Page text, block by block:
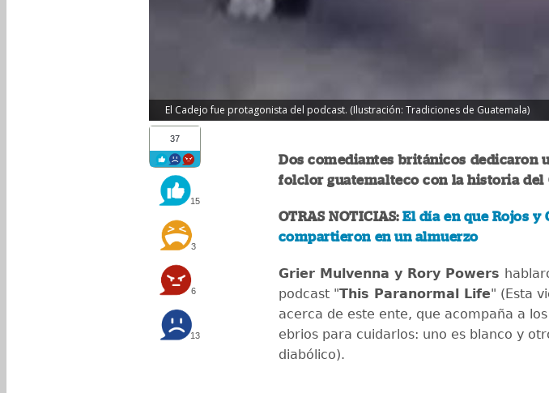
El Cadejo fue protagonista del podcast. (Ilustración: Tradiciones de Guatemala)
37
15
3
6
13
Dos comediantes británicos dedicaron
folclor guatemalteco con la historia del
OTRAS NOTICIAS:El día en que Rojos y
compartieron en un almuerzo
Grier Mulvenna y Rory Powers
podcast "This Paranormal Life" (Esta
acerca de este ente, que acompaña a
ebrios para cuidarlos: uno es blanco y
diabólico).